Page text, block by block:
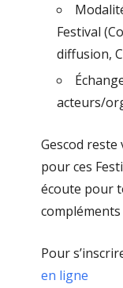
Festival
diffusion,
acteurs/
Gescod
pour ces
écoute pour
Pour
en ligne